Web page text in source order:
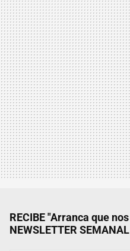
RECIBE "Arranca que
NEWSLETTER SEMANAL